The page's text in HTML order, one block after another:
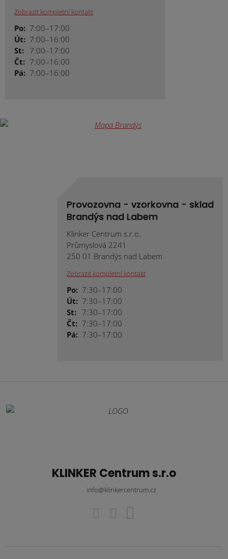
Zobrazit kompletní kontakt
Po: 7:00–17:00
Út: 7:00–16:00
St: 7:00–17:00
Čt: 7:00–16:00
Pá: 7:00–16:00
Provozovna - vzorkovna - sklad
Brandýs nad Labem
Klinker Centrum s.r.o.
Průmyslová 2241
250 01 Brandýs nad Labem
Zobrazit kompletní kontakt
Po: 7:30–17:00
Út: 7:30–17:00
St: 7:30–17:00
Čt: 7:30–17:00
Pá: 7:30–17:00
KLINKER Centrum s.r.o
info@klinkercentrum.cz